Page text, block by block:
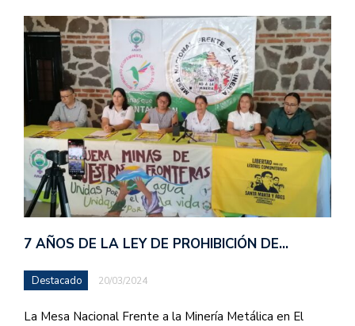
7 AÑOS DE LA LEY DE PROHIBICIÓN DE…
Destacado 20/03/2024
La Mesa Nacional Frente a la Minería Metálica en El